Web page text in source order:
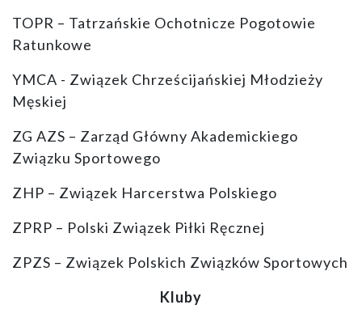
TOPR – Tatrzańskie Ochotnicze Pogotowie
Ratunkowe
YMCA - Związek Chrześcijańskiej Młodzieży
Męskiej
ZG AZS – Zarząd Główny Akademickiego
Związku Sportowego
ZHP – Związek Harcerstwa Polskiego
ZPRP – Polski Związek Piłki Ręcznej
ZPZS – Związek Polskich Związków Sportowych
Kluby